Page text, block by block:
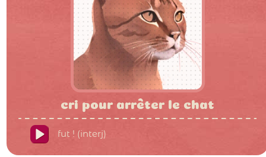
cri pour arrêter le chat
fut ! (interj)